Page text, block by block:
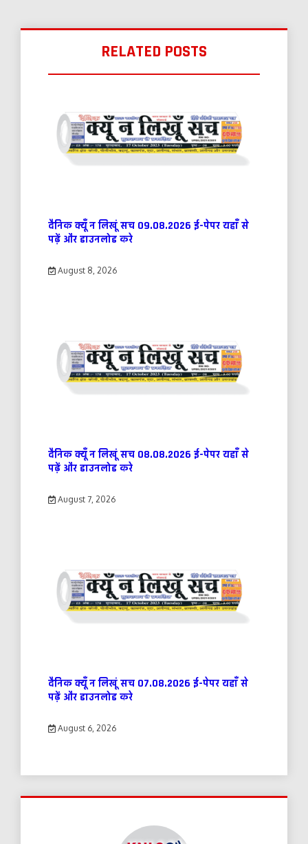
RELATED POSTS
दैनिक क्यूँ न लिखूं सच 09.08.2026 ई-पेपर यहाँ से
पढ़ें और डाउनलोड करे
August 8, 2026
दैनिक क्यूँ न लिखूं सच 08.08.2026 ई-पेपर यहाँ से
पढ़ें और डाउनलोड करे
August 7, 2026
दैनिक क्यूँ न लिखूं सच 07.08.2026 ई-पेपर यहाँ से
पढ़ें और डाउनलोड करे
August 6, 2026